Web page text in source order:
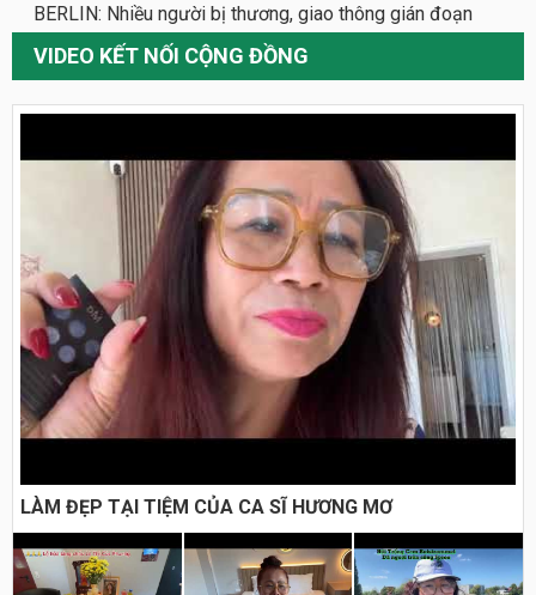
BERLIN: Nhiều người bị thương, giao thông gián đoạn
VIDEO KẾT NỐI CỘNG ĐỒNG
LÀM ĐẸP TẠI TIỆM CỦA CA SĨ HƯƠNG MƠ